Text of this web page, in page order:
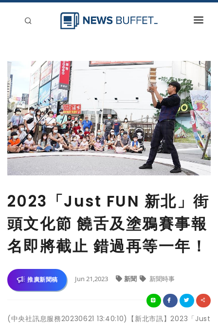
新聞稿分類
登入
刊登
2023「Just FUN 新北」街
頭文化節 饒舌及塗鴉賽事報
名即將截止 錯過再等一年！
推廣新聞稿 Jun 21,2023 新聞 新聞時事
(中央社訊息服務20230621 13:40:10)【新北市訊】2023「Just